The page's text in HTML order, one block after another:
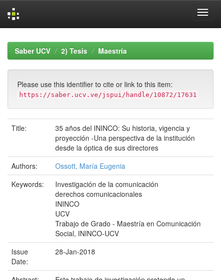
navigationSaber UCV 2) Tesis Maestría
Please use this identifier to cite or link to this item:
https://saber.ucv.ve/jspui/handle/10872/17631
Title:
35 años del ININCO: Su historia, vigencia y
proyección -Una perspectiva de la institución
desde la óptica de sus directores
Authors:
Ossott, María Eugenia
Keywords:
Investigación de la comunicación
derechos comunicacionales
ININCO
UCV
Trabajo de Grado - Maestría en Comunicación
Social, ININCO-UCV
Issue
Date:
28-Jan-2018